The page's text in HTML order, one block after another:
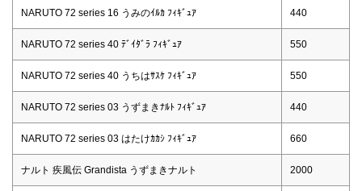
NARUTO 72 series 16 うみのｲﾙｶ ﾌｨｷﾞｭｱ 440
NARUTO 72 series 40 ﾃﾞｲﾀﾞﾗ ﾌｨｷﾞｭｱ 550
NARUTO 72 series 40 うちはｻｽｹ ﾌｨｷﾞｭｱ 550
NARUTO 72 series 03 うずまきﾅﾙﾄ ﾌｨｷﾞｭｱ 440
NARUTO 72 series 03 はたけｶｶｼ ﾌｨｷﾞｭｱ 660
ナルト 疾風伝 Grandista うずまきナルト 2000